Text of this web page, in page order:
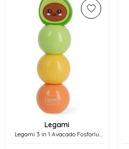
Legami
Legami 3 in 1 Avacado Fosforlu